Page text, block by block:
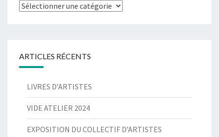
Catégories
ARTICLES RÉCENTS
LIVRES D’ARTISTES
VIDE ATELIER 2024
EXPOSITION DU COLLECTIF D’ARTISTES